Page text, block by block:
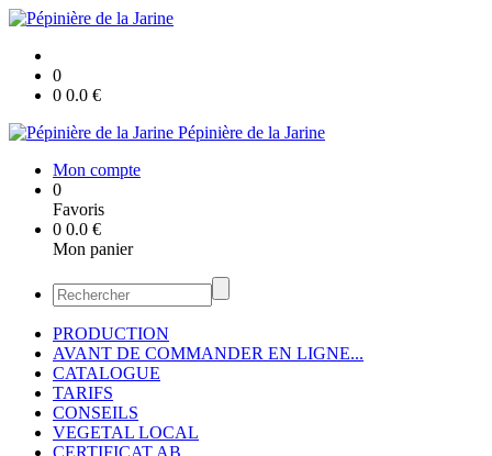
0
0 0.0 €
Pépinière de la Jarine
Mon compte
0
Favoris
0 0.0 €
Mon panier
PRODUCTION
AVANT DE COMMANDER EN LIGNE...
CATALOGUE
TARIFS
CONSEILS
VEGETAL LOCAL
CERTIFICAT AB